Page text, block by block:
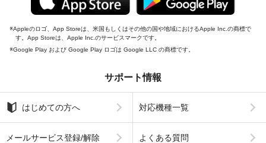
Appleのロゴ、App Storeは、米国もしくはその他の国や地域におけるApple Inc.の商標で
す。App Storeは、Apple Inc.のサービスマークです。
Google Play および Google Play ロゴは Google LLC の商標です。
サポート情報
はじめての方へ 対応機種一覧
メールサービス登録/解除 よくある質問